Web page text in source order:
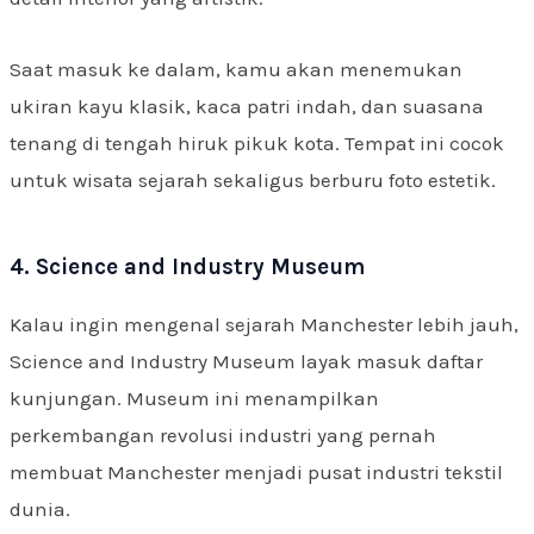
Saat masuk ke dalam, kamu akan menemukan
ukiran kayu klasik, kaca patri indah, dan suasana
tenang di tengah hiruk pikuk kota. Tempat ini cocok
untuk wisata sejarah sekaligus berburu foto estetik.
4. Science and Industry Museum
Kalau ingin mengenal sejarah Manchester lebih jauh,
Science and Industry Museum layak masuk daftar
kunjungan. Museum ini menampilkan
perkembangan revolusi industri yang pernah
membuat Manchester menjadi pusat industri tekstil
dunia.